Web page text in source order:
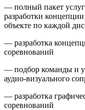
— полный пакет
разработки
объекте по каждой
— разработка
соревнований
— подбор команды и
аудио-визуального
— разработка
соревнований